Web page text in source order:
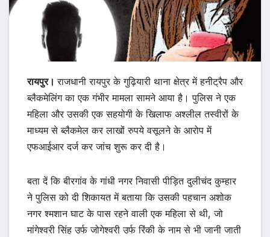
रायपुर।राजधानी रायपुर के गुढ़ियारी थाना क्षेत्र में हनीट्रैप और
ब्लैकमेलिंग का एक गंभीर मामला सामने आया है। पुलिस ने एक
महिला और उसकी एक सहयोगी के खिलाफ अश्लील तस्वीरों के
माध्यम से ब्लैकमेल कर लाखों रुपये वसूलने के आरोप में
एफआईआर दर्ज कर जांच शुरू कर दी है।
बता दें कि बीरगांव के गांधी नगर निवासी पीड़ित दुलीचंद कुम्हार
ने पुलिस को दी शिकायत में बताया कि उसकी पहचान अशोक
नगर श्मशान घाट के पास रहने वाली एक महिला से थी, जो
मांगेश्वरी सिंह उर्फ जोगेश्वरी उर्फ रिंकी के नाम से भी जानी जाती